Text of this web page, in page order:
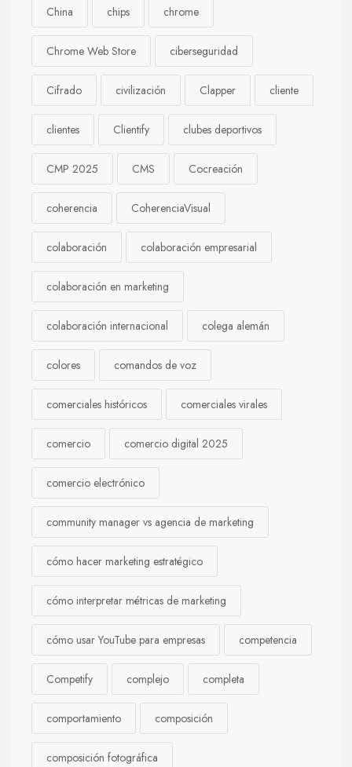
China chips chrome
Chrome Web Store ciberseguridad
Cifrado civilización Clapper cliente
clientes Clientify clubes deportivos
CMP 2025 CMS Cocreación
coherencia CoherenciaVisual
colaboración colaboración empresarial
colaboración en marketing
colaboración internacional colega alemán
colores comandos de voz
comerciales históricos comerciales virales
comercio comercio digital 2025
comercio electrónico
community manager vs agencia de marketing
cómo hacer marketing estratégico
cómo interpretar métricas de marketing
cómo usar YouTube para empresas competencia
Competify complejo completa
comportamiento composición
composición fotográfica